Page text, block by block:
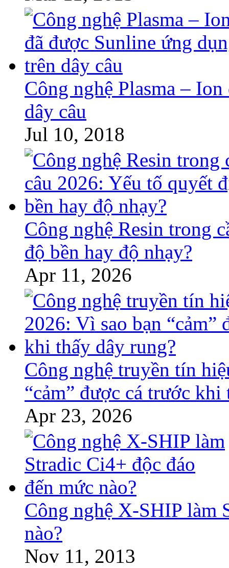
Công nghệ Plasma –
dây câu
Jul 10, 2018
Công nghệ Resin trong
độ bền hay độ nhạy?
Apr 11, 2026
Công nghệ truyền tín
“cảm” được cá trước khi
Apr 23, 2026
Công nghệ X-SHIP làm
nào?
Nov 11, 2013